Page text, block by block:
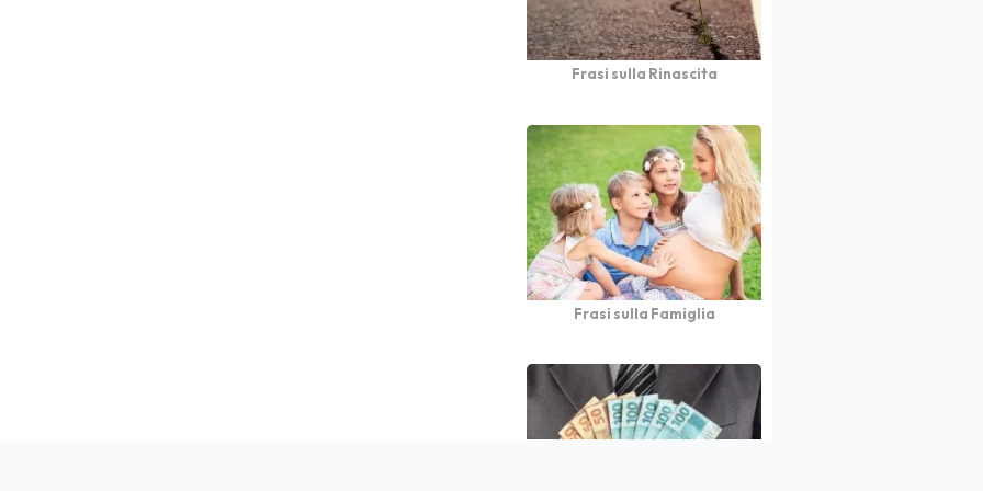
Frasi sulla Rinascita
Frasi sulla Famiglia